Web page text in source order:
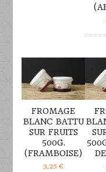
FROMAGE
BLANC BATTU
SUR FRUITS
500G.
(FRAMBOISE)
3,25€